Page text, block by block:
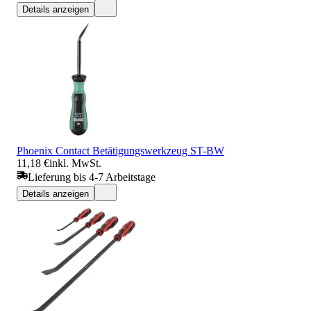
Details anzeigen
Phoenix Contact Betätigungswerkzeug ST-BW
11,18 €inkl. MwSt.
Lieferung bis 4-7 Arbeitstage
Details anzeigen